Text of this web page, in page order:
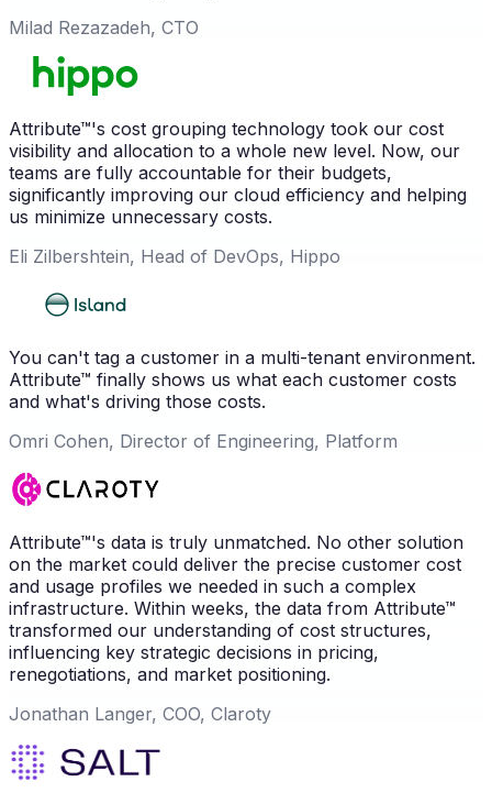
Milad Rezazadeh, CTO
Attribute™'s cost grouping technology took our cost
visibility and allocation to a whole new level. Now, our
teams are fully accountable for their budgets,
significantly improving our cloud efficiency and helping
us minimize unnecessary costs.
Eli Zilbershtein, Head of DevOps, Hippo
You can't tag a customer in a multi-tenant environment.
Attribute™ finally shows us what each customer costs
and what's driving those costs.
Omri Cohen, Director of Engineering, Platform
Attribute™'s data is truly unmatched. No other solution
on the market could deliver the precise customer cost
and usage profiles we needed in such a complex
infrastructure. Within weeks, the data from Attribute™
transformed our understanding of cost structures,
influencing key strategic decisions in pricing,
renegotiations, and market positioning.
Jonathan Langer, COO, Claroty